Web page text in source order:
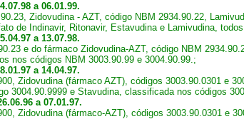
a 06.01.99.
Zidovudina - AZT, código NBM 2934.90.22,
de Indinavir, Ritonavir, Estavudina e Lamivudina,
a 13.07.98.
e do fármaco Zidovudina-AZT, código NBM
nos códigos NBM 3003.90.99 e 3004.90.99.;
a 14.04.97.
Zidovudina (fármaco AZT), códigos 3003.90.0301 e
3004.90.9999 e Stavudina, classificada nos códigos
a 07.01.97.
Zidovudina (fármaco-AZT), códigos 3003.90.0301 e